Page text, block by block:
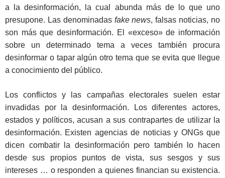
a la desinformación, la cual abunda más de lo que uno
presupone. Las denominadas fake news, falsas noticias, no
son más que desinformación. El «exceso» de información
sobre un determinado tema a veces también procura
desinformar o tapar algún otro tema que se evita que llegue
a conocimiento del público.
Los conflictos y las campañas electorales suelen estar
invadidas por la desinformación. Los diferentes actores,
estados y políticos, acusan a sus contrapartes de utilizar la
desinformación. Existen agencias de noticias y ONGs que
dicen combatir la desinformación pero también lo hacen
desde sus propios puntos de vista, sus sesgos y sus
intereses … o responden a quienes financian su existencia.